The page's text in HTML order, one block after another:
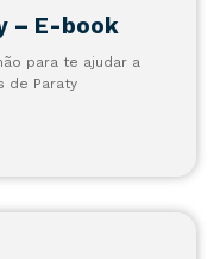
– E-book
para te ajudar a
de Paraty